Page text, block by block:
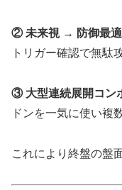
② 未来視 → 防御最
トリガー確認で無駄
③ 大型連続展開コン
ドンを一気に使い複
これにより終盤の盤